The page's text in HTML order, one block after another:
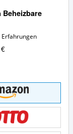
Beheizbare
Erfahrungen